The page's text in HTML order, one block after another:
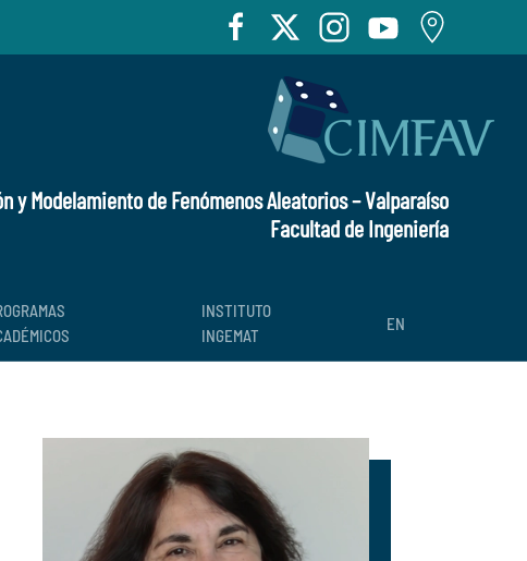
y Modelamiento de Fenómenos Aleatorios – Valparaíso
Facultad de Ingeniería
INSTITUTO
INGEMAT
EN